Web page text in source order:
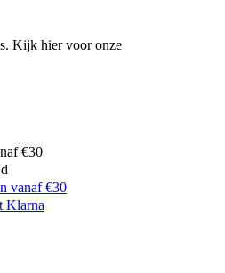
Kijk hier voor onze
€30
vanaf €30
Klarna